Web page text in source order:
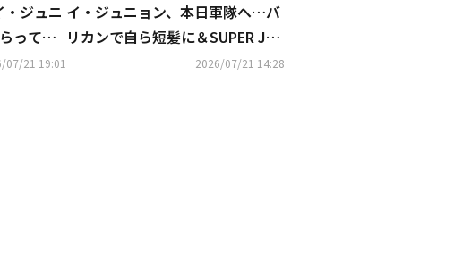
・ジュニ
って入
ぱい”
07/21 19:01
イ・ジュニョン、本日軍隊へ…バ
リカンで自ら短髪に＆SUPER JU
NIOR ヒチョルらとの記念ショッ
2026/07/21 14:28